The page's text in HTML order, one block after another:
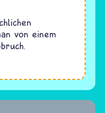
von einem